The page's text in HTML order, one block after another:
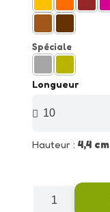
Spéciale
Longueur
Hauteur : 4,4 cm